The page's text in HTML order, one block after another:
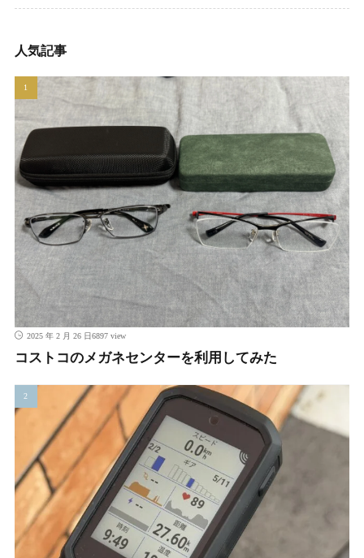
人気記事
2025 年 2 月 26 日6897 view
コストコのメガネセンターを利用してみた